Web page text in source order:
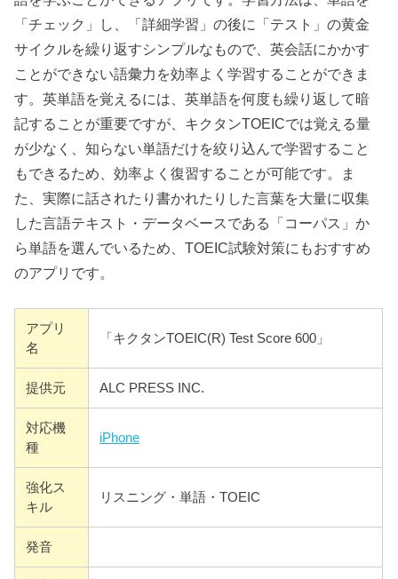
「チェック」し、「詳細学習」の後に「テスト」の黄金
サイクルを繰り返すシンプルなもので、英会話にかかす
ことができない語彙力を効率よく学習することができま
す。英単語を覚えるには、英単語を何度も繰り返して暗
記することが重要ですが、キクタンTOEICでは覚える量
が少なく、知らない単語だけを絞り込んで学習すること
もできるため、効率よく復習することが可能です。ま
た、実際に話されたり書かれたりした言葉を大量に収集
した言語テキスト・データベースである「コーパス」か
ら単語を選んでいるため、TOEIC試験対策にもおすすめ
のアプリです。
アプリ
名
「キクタンTOEIC(R) Test Score 600」
提供元 ALC PRESS INC.
対応機
種
iPhone
強化ス
キル
リスニング・単語・TOEIC
発音